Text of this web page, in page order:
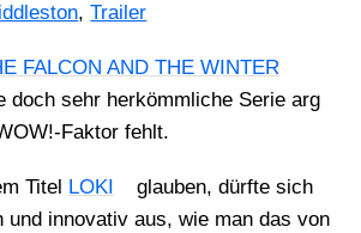
,Trailer
FALCON AND THE WINTER
sehr her­kömm­li­che Serie arg
Faktor fehlt.
Titel LOKI
glau­ben, dürf­te sich
inno­va­tiv aus, wie man das von